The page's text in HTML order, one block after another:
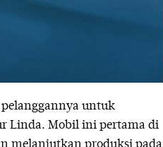
untuk
Linda. Mobil ini pertama di
melanjutkan produksi pada